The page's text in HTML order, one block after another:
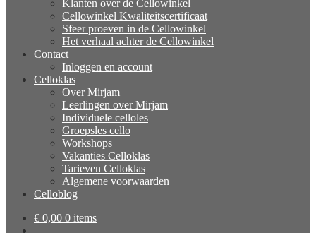
Klanten over de Cellowinkel
Cellowinkel Kwaliteitscertificaat
Sfeer proeven in de Cellowinkel
Het verhaal achter de Cellowinkel
Contact
Inloggen en account
Celloklas
Over Mirjam
Leerlingen over Mirjam
Individuele celloles
Groepsles cello
Workshops
Vakanties Celloklas
Tarieven Celloklas
Algemene voorwaarden
Celloblog
€ 0,00 0 items